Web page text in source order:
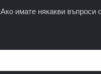
Ако имате някакви въпроси